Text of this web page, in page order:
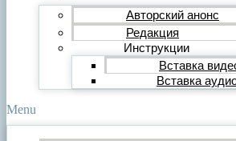
Авторский анонс
Редакция
Инструкции
Вставка
Вставка
Menu
Критический разбор
Видео
Видеопоэзия
Фильм
Видеообзор
Видеоклип
Музыка
Песня
Поп